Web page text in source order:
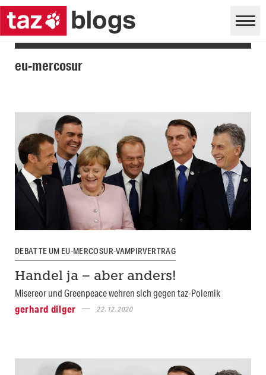
eu-mercosur
DEBATTE UM EU-MERCOSUR-VAMPIRVERTRAG
Handel ja – aber anders!
Misereor und Greenpeace wehren sich gegen taz-Polemik
gerhard dilger
22.12.2020